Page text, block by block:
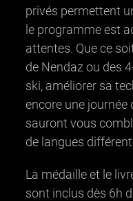
privés permettent
le programme est
attentes. Que ce
de Nendaz ou des
ski, améliorer sa
encore une journée
sauront vous
de langues
La médaille et le
sont inclus dès 6h